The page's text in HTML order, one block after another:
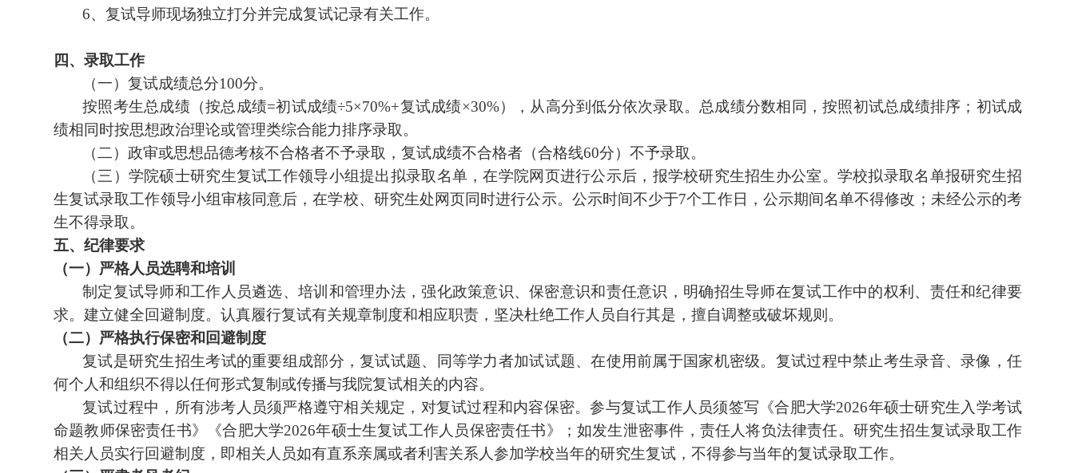
6、 复试导师现场独立打分并完成复试记录有关工作。
四、录取工作
（一） 复试成绩总分100分。
按照考生总成绩（按总成绩=初试成绩÷5×70%+复试成绩×30%） ，从高分到低分依次录取。总成绩分数相同，按照初试总成绩排序 ； 初试成
绩相同时按思想政治理论或管理类综合能力排序录取。
（二） 政审或思想品德考核不合格者不予录取，复试成绩不合格者（合格线60分）不予录取。
（三） 学院硕士研究生复试工作领导小组提出拟录取名单，在学院网页进行公示后 ， 报学校研究生招生办公室。学校拟录取名单报研究生招
生复试录取工作领导小组审核同意后，在学校、研究生处网页同时进行公示。公示时间不少于7个工作日，公示期间名单不得修改；未经公示的考
生不得录取。
五、纪律要求
（一）严格人员选聘和培训
制定复试导师和工作人员遴选、培训和管理办法，强化政策意识、保密意识和责任意识，明确招生导师在复试工作中的权利、责任和纪律要
求。建立健全回避制度。认真履行复试有关规章制度和相应职责，坚决杜绝工作人员自行其是，擅自调整或破坏规则。
（二）严格执行保密和回避制度
复试是研究生招生考试的重要组成部分，复试试题、同等学力者加试试题、在使用前属于国家机密级。复试过程中禁止考生录音、录像 ，任
何个人和组织不得以任何形式复制或传播与我院复试相关的内容。
复试过程中，所有涉考人员须严格遵守相关规定，对复试过程和内容保密。参与复试工作人员须签写 《合肥大学2026年硕士研究生入学考试
命题教师保密责任书》
《合肥大学2026年硕士生复试工作人员保密责任书》；如发生泄密事件，责任人将负法律责任。研究生招生复试录取工作
相关人员实行回避制度，即相关人员如有直系亲属或者利害关系人参加学校当年的研究生复试，不得参与当年的复试录取工作。